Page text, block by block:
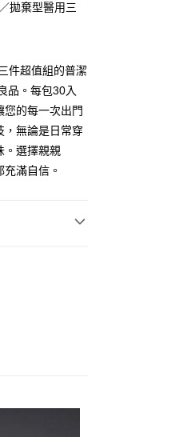
拋棄型醫用三
件超值組的普潔
品。每包30入
您的每一次出門
，無論是日常穿
。選擇親親
滿自信。